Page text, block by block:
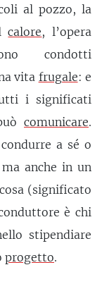
al pozzo, la
calore, l’opera
condotti
vita frugale: e
i significati
comunicare.
a sé o
anche in un
(significato
è chi
stipendiare
progetto.